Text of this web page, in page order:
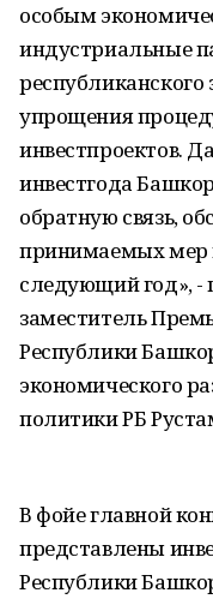
особым
индустриальные
республиканского
упрощения
инвестпроектов.
инвестгода
обратную связь,
принимаемых мер
следующий год»,
заместитель
Республики
экономического
политики РБ
В фойе главной
представлены
Республики